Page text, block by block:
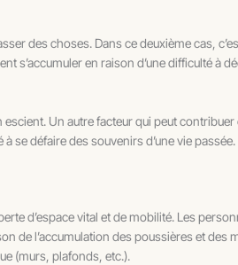
des choses. Dans ce deuxième cas,
s’accumuler en raison d’une difficulté à
Un autre facteur qui peut contribuer
se défaire des souvenirs d’une vie passée.
d’espace vital et de mobilité. Les
de l’accumulation des poussières et des
(murs, plafonds, etc.).